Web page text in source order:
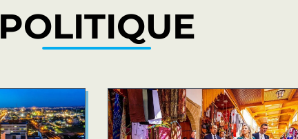
POLITIQUE